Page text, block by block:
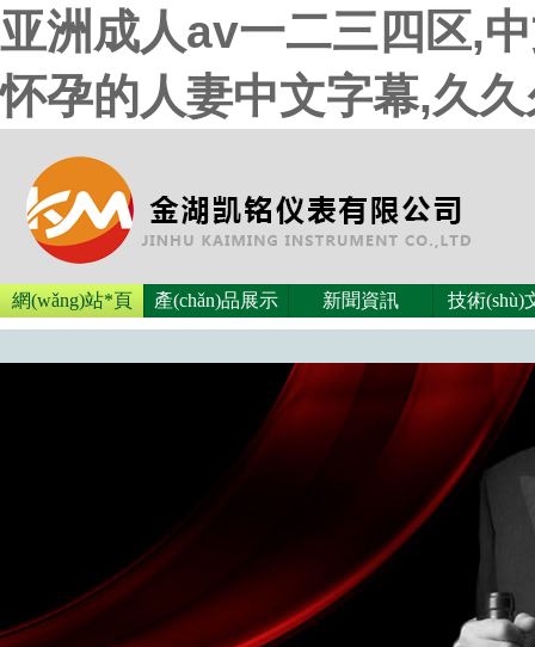
亚洲成人av一二三四区,
怀孕的人妻中文字幕,久
網(wǎng)站*頁 產(chǎn)品展示 新聞資訊 技術(shù)